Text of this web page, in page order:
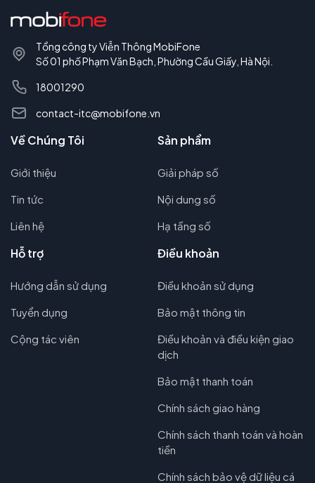
Tổng công ty Viễn Thông MobiFone
Số 01 phố Phạm Văn Bạch, Phường Cầu Giấy, Hà Nội.
18001290
contact-itc@mobifone.vn
Về Chúng Tôi
Giới thiệu
Tin tức
Liên hệ
Sản phẩm
Giải pháp số
Nội dung số
Hạ tầng số
Hỗ trợ
Hướng dẫn sử dụng
Tuyển dụng
Cộng tác viên
Điều khoản
Điều khoản sử dụng
Bảo mật thông tin
Điều khoản và điều kiện giao
dịch
Bảo mật thanh toán
Chính sách giao hàng
Chính sách thanh toán và hoàn
tiền
Chính sách bảo vệ dữ liệu cá